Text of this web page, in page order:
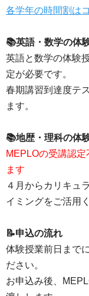
各学年の時間割は
📚英語・数学の体
英語と数学の体験
定が必要です。
春期講習到達度テ
ます。
📚地歴・理科の体
MEPLOの受講認
ます
４月からカリキュ
イミングをご活用
📝申込の流れ
体験授業前日まで
ださい。
お申込み後、